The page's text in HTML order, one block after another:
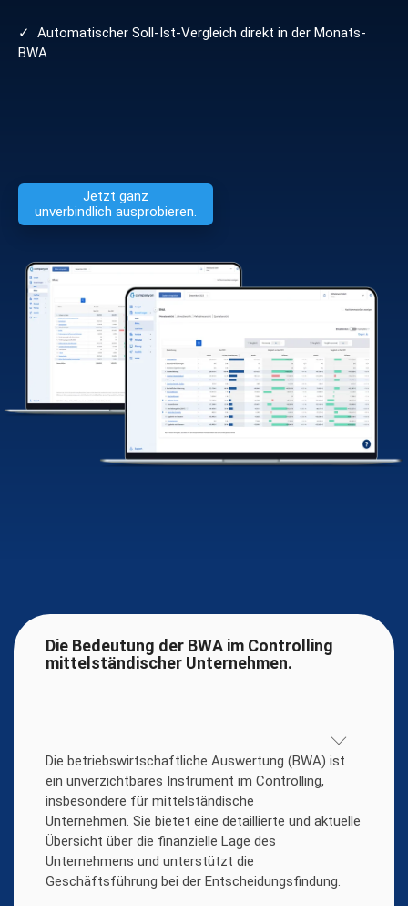
✓ Automatischer Soll-Ist-Vergleich direkt in der Monats-
BWA
Jetzt ganz
unverbindlich ausprobieren.
Die Bedeutung der BWA im Controlling
mittelständischer Unternehmen.
Die betriebswirtschaftliche Auswertung (BWA) ist
ein unverzichtbares Instrument im Controlling,
insbesondere für mittelständische
Unternehmen. Sie bietet eine detaillierte und aktuelle
Übersicht über die finanzielle Lage des
Unternehmens und unterstützt die
Geschäftsführung bei der Entscheidungsfindung.